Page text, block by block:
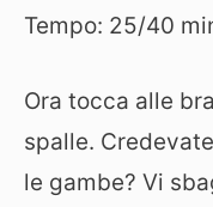
Tempo: 25­/40
Ora tocca alle
spalle.
le gambe? Vi